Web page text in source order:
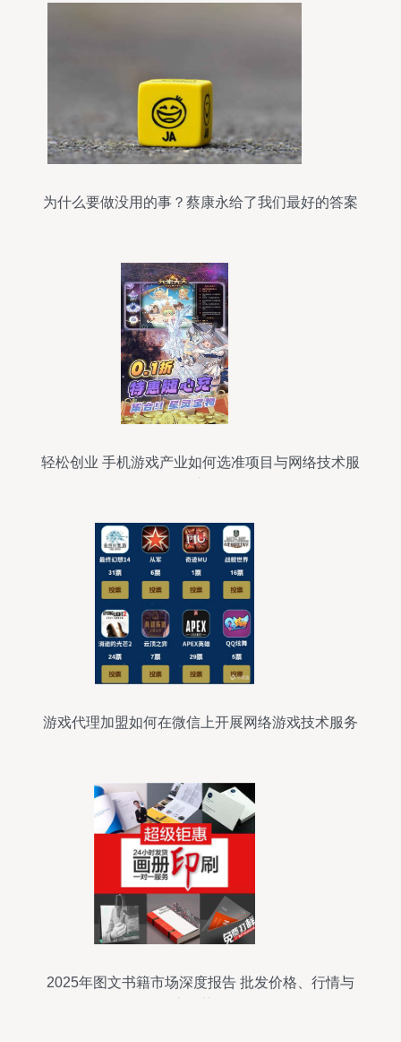
为什么要做没用的事？蔡康永给了我们最好的答案
轻松创业 手机游戏产业如何选准项目与网络技术服
游戏代理加盟如何在微信上开展网络游戏技术服务
2025年图文书籍市场深度报告 批发价格、行情与